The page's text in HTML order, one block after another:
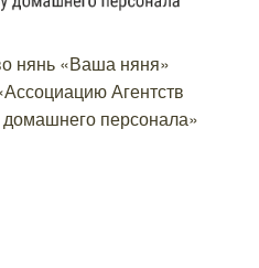
нянь «Ваша няня»
Агентств
персонала»